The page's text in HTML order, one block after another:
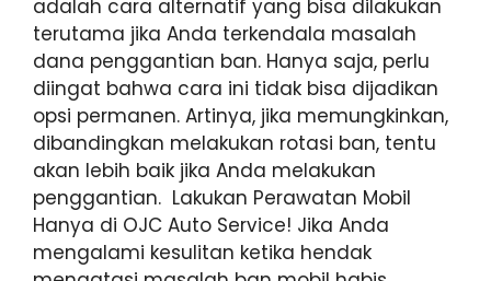
adalah cara alternatif yang bisa dilakukan
terutama jika Anda terkendala masalah
dana penggantian ban. Hanya saja, perlu
diingat bahwa cara ini tidak bisa dijadikan
opsi permanen. Artinya, jika memungkinkan,
dibandingkan melakukan rotasi ban, tentu
akan lebih baik jika Anda melakukan
penggantian. Lakukan Perawatan Mobil
Hanya di OJC Auto Service! Jika Anda
mengalami kesulitan ketika hendak